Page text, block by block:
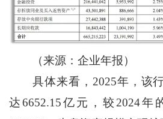
（来源：企业年报）
具体来看，2025年，该行
达6652.15亿元，较2024年